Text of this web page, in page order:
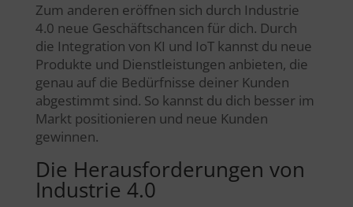
Zum anderen eröffnen sich durch Industrie
4.0 neue Geschäftschancen für dich. Durch
die Integration von KI und IoT kannst du neue
Produkte und Dienstleistungen anbieten, die
genau auf die Bedürfnisse deiner Kunden
abgestimmt sind. So kannst du dich besser im
Markt positionieren und neue Kunden
gewinnen.
Die Herausforderungen von
Industrie 4.0